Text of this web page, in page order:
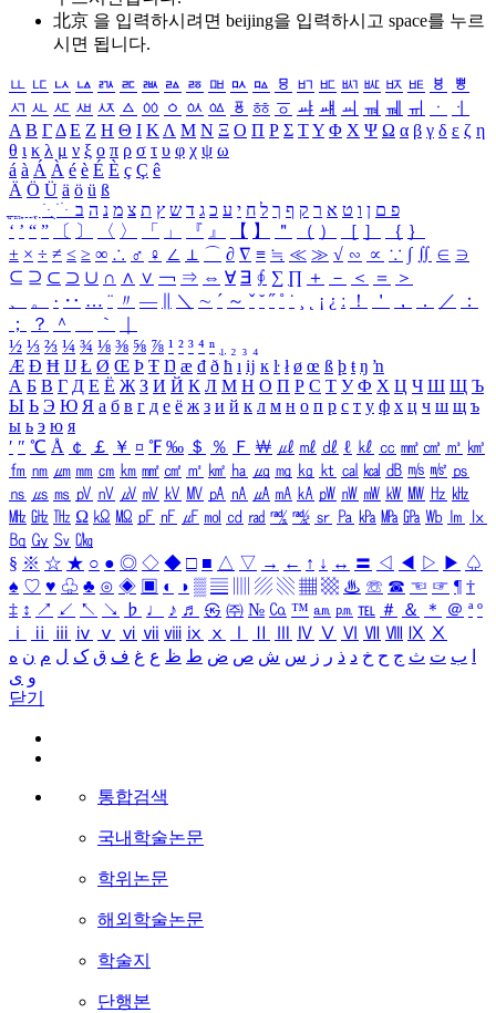
北京 을 입력하시려면 beijing을 입력하시고 space를 누르
시면 됩니다.
ㅥ ㅦ ㅧ ㅨ ㅩ ㅪ ㅫ ㅬ ㅭ ㅮ ㅯ ㅰ ㅱ ㅲ ㅳ ㅴ ㅵ ㅶ ㅷ ㅸ
ㅹ
ㅺ ㅻ ㅼ ㅽ ㅾ ㅿ ㆀ ㆁ ㆂ ㆃ ㆄ ㆅ ㆆ ㆇ ㆈ ㆉ ㆊ ㆋ ㆌ ㆍ
ㆎ
Α Β ΓΔ Ε Ζ Η Θ Ι ΚΛ Μ Ν Ξ Ο Π Ρ Σ ΤΥ Φ Χ Ψ Ω α β γ δ ε ζ η
θ ι κ λ μ ν ξ ο π ρ σ τ υ φ χ ψ ω
á à Á À é è É È ç Ç ê
Ä Ö Ü ä ö ü ß
ִֶֹ ֻּ ׁׂ פ ם ן ו ט א ר ק ף ך ל ח י ע כ ג ד ש ץ ת צ מ נ ה ב
‘ ’ “ ” 〔 〕 〈 〉 「 」 『 』 【 】 ＂ （ ） ［ ］ ｛ ｝
± × ÷ ≠ ≤ ≥ ∞ ∴ ♂ ♀ ∠ ⊥ ⌒ ∂ ∇ ≡ ≒ ≪ ≫ √ ∽ ∝ ∵ ∫ ∬ ∈ ∋
⊆ ⊇ ⊂ ⊃ ∪ ∩ ∧ ∨ ￢ ⇒ ⇔ ∀ ∃ ∮ ∑ ∏ ＋ － ＜ ＝
＞
、
。 · ‥ … ¨ 〃 ― ＼ ∼ ´ ～ ˇ ˘ ˝ ˚ ˙ ¸ ¡ ¿ ː ！ ＇ ， ． ／
：
；
？ ＾ ｀
½ ⅓ ⅔ ¼ ¾ ⅛ ⅜ ⅝ ⅞ ¹ ² ³ ⁴ ⁿ ₁ ₂ ₃ ₄
Æ Ð Ħ Ĳ Ł Ø Œ Þ Ŧ Ŋ æ đ ð ħ ı ĳ ĸ ŀ ł ø œ ß þ ŧ ŋ ŉ
А Б В Г Д Е Ё Ж З И Й К Л М Н О П Р С Т У Ф Х Ц Ч Ш Щ Ъ
Ы Ь Э Ю Я а б в г д е ё ж з и й к л м н о п р с т у ф х ц ч ш щ ъ
ы ь э ю я
′ ″ ℃ Å ￠ ￡ ￥ ¤ ℉ ‰ ＄ ％ Ｆ ￦ ㎕ ㎖ ㎗ ℓ ㎘ ㏄ ㎣ ㎤ ㎥ ㎦
㎙ ㎚ ㎛ ㎜ ㎝ ㎞ ㎟ ㎠ ㎡ ㎢ ㏊ ㎍ ㎎ ㎏ ㏏ ㎈ ㎉ ㏈ ㎧ ㎨ ㎰
㎱ ㎲ ㎳ ㎴ ㎵ ㎶ ㎷ ㎸ ㎹ ㎀ ㎁ ㎂ ㎃ ㎄ ㎺ ㎻ ㎽ ㎾ ㎿ ㎐ ㎑
㎒ ㎓ ㎔ Ω ㏀ ㏁ ㎊ ㎋ ㎌ ㏖ ㏅ ㎭ ㎮ ㎯ ㏛ ㎩ ㎪ ㎫ ㎬ ㏝ ㏐
㏓
㏃ ㏉ ㏜ ㏆
§ ※ ☆ ★ ○ ● ◎ ◇ ◆ □ ■ △ ▽ → ← ↑ ↓ ↔ 〓 ◁ ◀ ▷ ▶ ♤
♠ ♡ ♥ ♧ ♣ ⊙ ◈ ▣ ◐ ◑ ▒ ▤ ▨ ▧ ▦ ▩ ♨ ☏ ☎ ☜ ☞ ¶ †
‡ ↕ ↗ ↙ ↖ ↘ ♭ ♩ ♪ ♬ ㉿ ㈜ № ㏇ ™ ㏂ ㏘ ℡ ＃ ＆ ＊ ＠ ª º
ⅰ
ⅱ ⅲ ⅳ ⅴ ⅵ ⅶ ⅷ ⅸ ⅹ Ⅳ Ⅴ Ⅵ Ⅶ Ⅷ Ⅸ Ⅹ
ب ت ث ج ح خ د ذ ر ز س ش ص ض ط ظ ع غ ف ق ک ل م ن ه
و ی
닫기
통합검색
국내학술논문
학위논문
해외학술논문
학술지
단행본